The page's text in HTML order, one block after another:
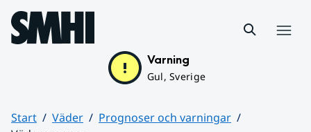
Hoppa till sidans innehåll
Varning
Gul, Sverige
Start Väder
Prognoser och varningar